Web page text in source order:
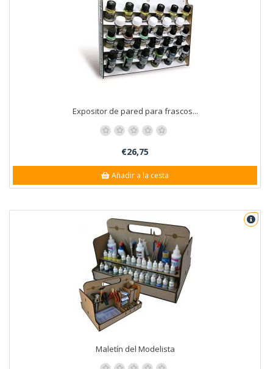
Expositor de pared para frascos...
€26,75
Añadir a la cesta
Maletín del Modelista